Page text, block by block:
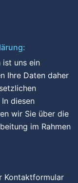
ist uns ein
Ihre Daten daher
diesen
wir Sie über die
im Rahmen
Kontaktformular